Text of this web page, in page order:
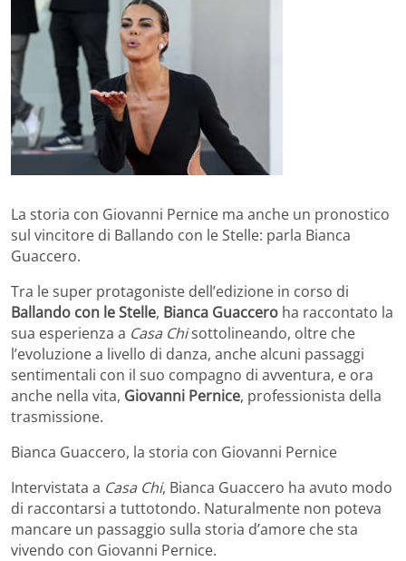
La storia con Giovanni Pernice ma anche un pronostico
sul vincitore di Ballando con le Stelle: parla Bianca
Guaccero.
Tra le super protagoniste dell’edizione in corso di
Ballando con le Stelle, Bianca Guaccero ha raccontato la
sua esperienza a Casa Chisottolineando, oltre che
l’evoluzione a livello di danza, anche alcuni passaggi
sentimentali con il suo compagno di avventura, e ora
anche nella vita, Giovanni Pernice, professionista della
trasmissione.
Bianca Guaccero, la storia con Giovanni Pernice
Intervistata a Casa Chi, Bianca Guaccero ha avuto modo
di raccontarsi a tuttotondo. Naturalmente non poteva
mancare un passaggio sulla storia d’amore che sta
vivendo con Giovanni Pernice.